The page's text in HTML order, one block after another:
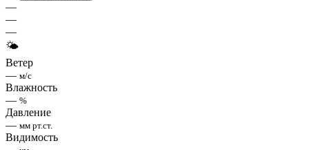
—
—
—
🌤
Ветер
— м/с
Влажность
— %
Давление
— мм рт.ст.
Видимость